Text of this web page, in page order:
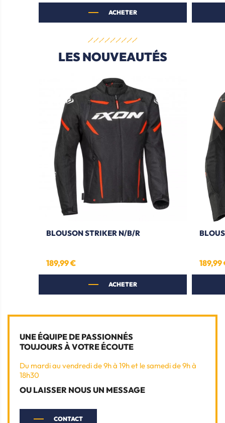
ACHETER
LES NOUVEAUTÉS
BLOUSON STRIKER N/B/R
Prix
189,99 €
ACHETER
Prix
189,99
UNE ÉQUIPE DE PASSIONNÉS
TOUJOURS À VOTRE ÉCOUTE
Du mardi au vendredi de 9h à 19h et le samedi de 9h à
18h30
OU LAISSER NOUS UN MESSAGE
CONTACT